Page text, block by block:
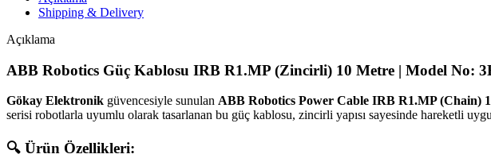
Shipping & Delivery
Açıklama
ABB Robotics Güç Kablosu IRB R1.MP (Zincirli) 10 Metre | Model No:
Gökay Elektronik güvencesiyle sunulan ABB Robotics Power Cable IRB R1.MP (Chain)
serisi robotlarla uyumlu olarak tasarlanan bu güç kablosu, zincirli yapısı sayesinde hareketli
🔍 Ürün Özellikleri: